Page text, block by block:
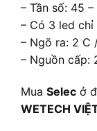
– Tần số: 45
– Có 3 led chỉ
– Ngõ ra: 2 C
– Nguồn cấp:
Mua Selec ở
WETECH